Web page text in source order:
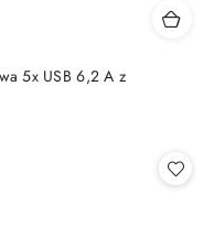
5x USB 6,2 A z